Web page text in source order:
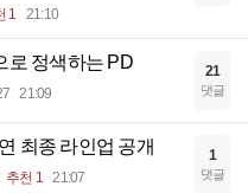
1 21:10
로 정색하는 PD
21:09
21
댓글
최종 라인업 공개
추천 1 21:07
1
댓글